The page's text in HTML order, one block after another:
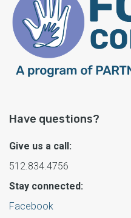
Have questions?
Give us a call:
512.834.4756
Stay connected:
Facebook